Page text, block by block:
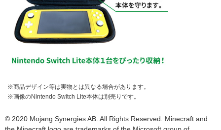
※商品デザイン等は実物とは異なる場合があります。
※画像のNintendo Switch Lite本体は別売りです。
© 2020 Mojang Synergies AB. All Rights Reserved. Minecraft and